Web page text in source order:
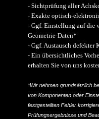
- Sichtprüfung aller
- Exakte optisch-
- Ggf. Einstellung auf die
Geometrie-Daten*
- Ggf. Austausch defekter
- Ein übersichtliches
erhalten Sie von uns
*Wir nehmen grundsätzlich
von Komponenten oder
festgestellten Fehler
Prüfungsergebnisse und